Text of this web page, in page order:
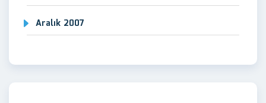
Aralık 2007